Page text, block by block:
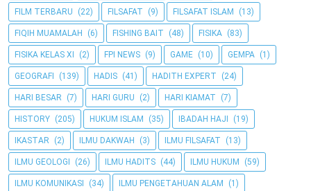
FILM TERBARU (22) FILSAFAT (9) FILSAFAT ISLAM (13)
FIQIH MUAMALAH (6) FISHING BAIT (48) FISIKA (83)
FISIKA KELAS XI (2) FPI NEWS (9) GAME (10) GEMPA (1)
GEOGRAFI (139) HADIS (41) HADITH EXPERT (24)
HARI BESAR (7) HARI GURU (2) HARI KIAMAT (7)
HISTORY (205) HUKUM ISLAM (35) IBADAH HAJI (19)
IKASTAR (2) ILMU DAKWAH (3) ILMU FILSAFAT (13)
ILMU GEOLOGI (26) ILMU HADITS (44) ILMU HUKUM (59)
ILMU KOMUNIKASI (34) ILMU PENGETAHUAN ALAM (1)